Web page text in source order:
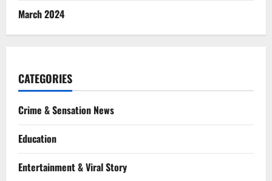
March 2024
CATEGORIES
Crime & Sensation News
Education
Entertainment & Viral Story